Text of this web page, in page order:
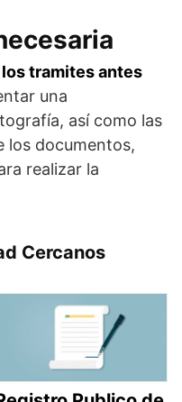
tramites antes
una
así como las
los documentos,
realizar la
Cercanos